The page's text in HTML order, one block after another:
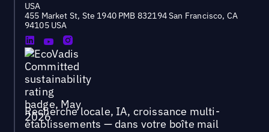
USA
455 Market St, Ste 1940 PMB 832194 San Francisco, CA
94105 USA
Recherche locale, IA, croissance multi-
établissements — dans votre boîte mail